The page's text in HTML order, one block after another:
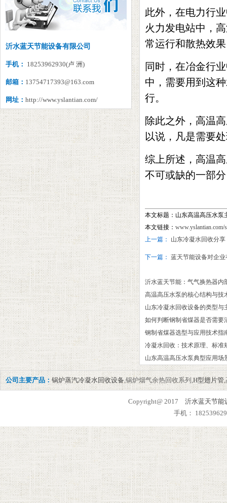
沂水蓝天节能设备有限公司
手机： 18253962930(卢 洲)
邮箱： 13754717393@163.com
网址： http://www.yslantian.com/
此外，在电力行
火力发电站中，
常运行和散热效
同时，在冶金行
中，需要用到这
行。
除此之外，高温
以说，凡是需要
综上所述，高温
不可或缺的一部
本文标题：山东高温高压水泵
本文链接： www.yslantian.com/
上一篇：
山东冷凝水回收分
下一篇： 蓝天节能设备对企
沂水蓝天节能：气气换热器内
高温高压水泵的核心结构与技
山东冷凝水回收设备的类型与
如何判断钢制省煤器是否需要
钢制省煤器选型与应用技术指
冷凝水回收：技术原理、标准
山东高温高压水泵典型应用场
公司主要产品：锅炉蒸汽冷凝水回收设备,锅炉烟气余热回收系列,H型翅片管,
Copyright@ 2017 沂水蓝天节能
手机：